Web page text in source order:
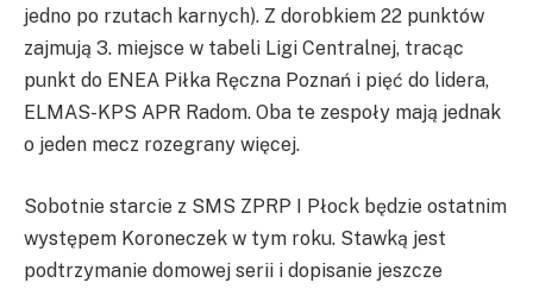
jedno po rzutach karnych). Z dorobkiem 22 punktów
zajmują 3. miejsce w tabeli Ligi Centralnej, tracąc
punkt do ENEA Piłka Ręczna Poznań i pięć do lidera,
ELMAS-KPS APR Radom. Oba te zespoły mają jednak
o jeden mecz rozegrany więcej.
Sobotnie starcie z SMS ZPRP I Płock będzie ostatnim
występem Koroneczek w tym roku. Stawką jest
podtrzymanie domowej serii i dopisanie jeszcze